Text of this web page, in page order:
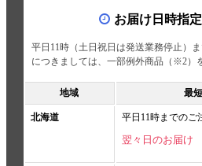
お届け日時指
平日11時（土日祝日は発送業務停止）
につきましては、一部例外商品（※2）
地域 最
北海道 平日11時までのご
翌々日のお届け